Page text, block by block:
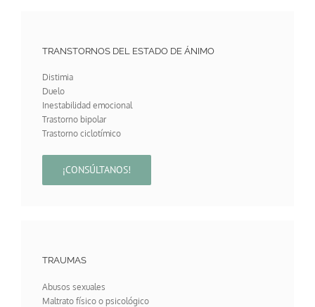
TRANSTORNOS DEL ESTADO DE ÁNIMO
Distimia
Duelo
Inestabilidad emocional
Trastorno bipolar
Trastorno ciclotímico
¡CONSÚLTANOS!
TRAUMAS
Abusos sexuales
Maltrato físico o psicológico